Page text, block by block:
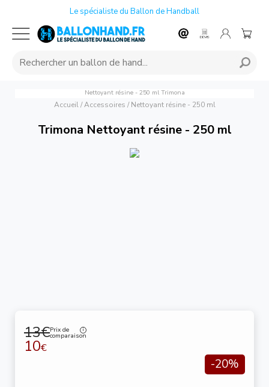
Le spécialiste du Ballon de Handball
Nettoyant résine - 250 ml Trimona
Accueil/ Accessoires / Nettoyant résine - 250 ml
Trimona Nettoyant résine - 250 ml
13€Prix de
comparaison
10€
-20%